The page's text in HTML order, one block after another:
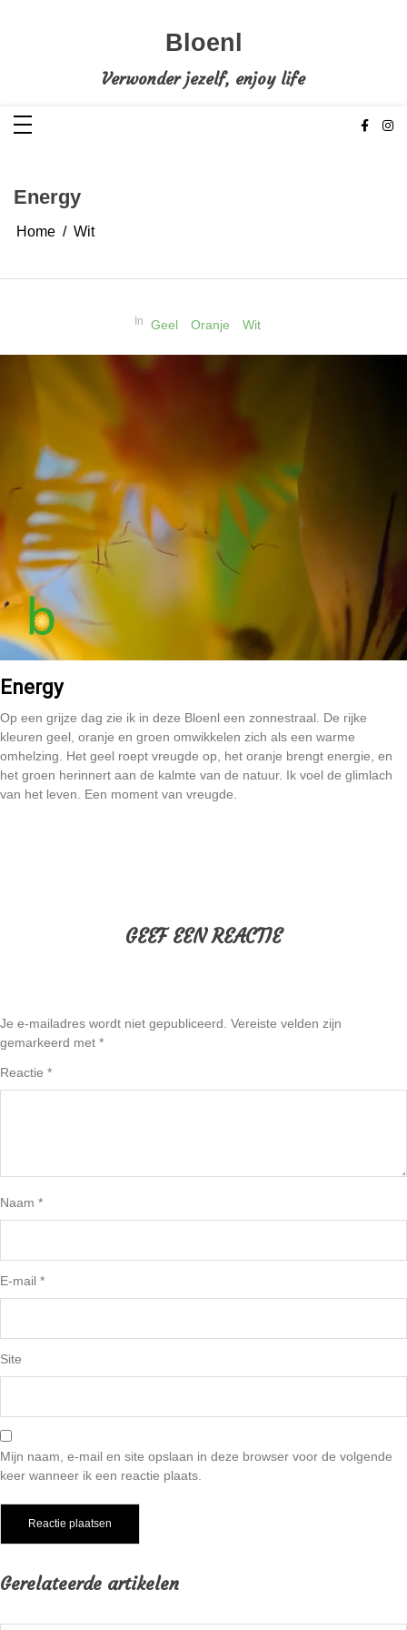
Bloenl
Verwonder jezelf, enjoy life
Energy
Home Wit
In Geel Oranje Wit
Energy
Op een grijze dag zie ik in deze Bloenl een zonnestraal. De rijke
kleuren geel, oranje en groen omwikkelen zich als een warme
omhelzing. Het geel roept vreugde op, het oranje brengt energie, en
het groen herinnert aan de kalmte van de natuur. Ik voel de glimlach
van het leven. Een moment van vreugde.
GEEF EEN REACTIE
Je e-mailadres wordt niet gepubliceerd. Vereiste velden zijn
gemarkeerd met *
Reactie *
Naam *
E-mail *
Site
Mijn naam, e-mail en site opslaan in deze browser voor de volgende
keer wanneer ik een reactie plaats.
Gerelateerde artikelen